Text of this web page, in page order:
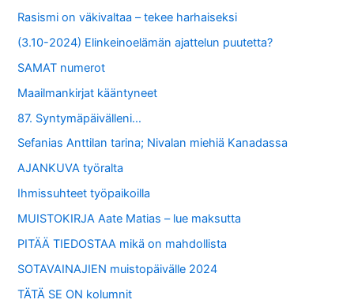
Rasismi on väkivaltaa – tekee harhaiseksi
(3.10-2024) Elinkeinoelämän ajattelun puutetta?
SAMAT numerot
Maailmankirjat kääntyneet
87. Syntymäpäivälleni…
Sefanias Anttilan tarina; Nivalan miehiä Kanadassa
AJANKUVA työralta
Ihmissuhteet työpaikoilla
MUISTOKIRJA Aate Matias – lue maksutta
PITÄÄ TIEDOSTAA mikä on mahdollista
SOTAVAINAJIEN muistopäivälle 2024
TÄTÄ SE ON kolumnit